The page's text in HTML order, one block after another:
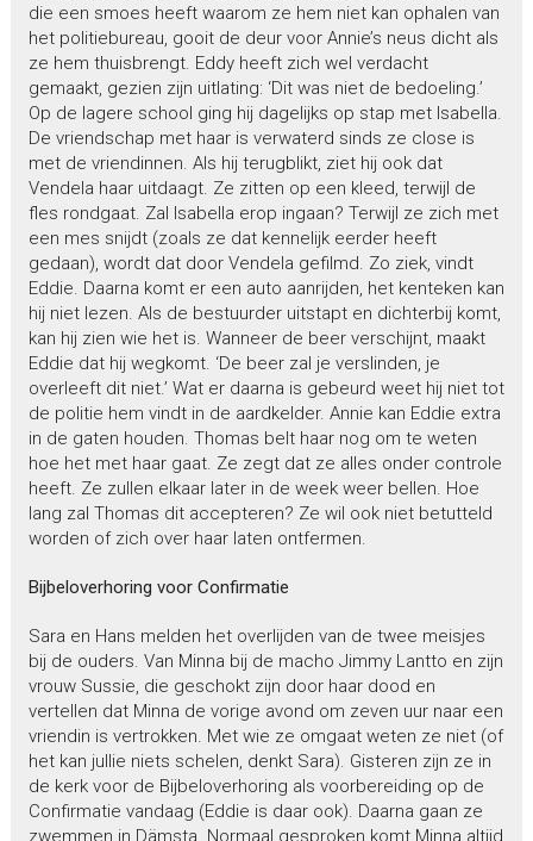
die een smoes heeft waarom ze hem niet kan ophalen van
het politiebureau, gooit de deur voor Annie’s neus dicht als
ze hem thuisbrengt. Eddy heeft zich wel verdacht
gemaakt, gezien zijn uitlating: ‘Dit was niet de bedoeling.’
Op de lagere school ging hij dagelijks op stap met Isabella.
De vriendschap met haar is verwaterd sinds ze close is
met de vriendinnen. Als hij terugblikt, ziet hij ook dat
Vendela haar uitdaagt. Ze zitten op een kleed, terwijl de
fles rondgaat. Zal Isabella erop ingaan? Terwijl ze zich met
een mes snijdt (zoals ze dat kennelijk eerder heeft
gedaan), wordt dat door Vendela gefilmd. Zo ziek, vindt
Eddie. Daarna komt er een auto aanrijden, het kenteken kan
hij niet lezen. Als de bestuurder uitstapt en dichterbij komt,
kan hij zien wie het is. Wanneer de beer verschijnt, maakt
Eddie dat hij wegkomt. ‘De beer zal je verslinden, je
overleeft dit niet.’ Wat er daarna is gebeurd weet hij niet tot
de politie hem vindt in de aardkelder. Annie kan Eddie extra
in de gaten houden. Thomas belt haar nog om te weten
hoe het met haar gaat. Ze zegt dat ze alles onder controle
heeft. Ze zullen elkaar later in de week weer bellen. Hoe
lang zal Thomas dit accepteren? Ze wil ook niet betutteld
worden of zich over haar laten ontfermen.
Bijbeloverhoring voor Confirmatie
Sara en Hans melden het overlijden van de twee meisjes
bij de ouders. Van Minna bij de macho Jimmy Lantto en zijn
vrouw Sussie, die geschokt zijn door haar dood en
vertellen dat Minna de vorige avond om zeven uur naar een
vriendin is vertrokken. Met wie ze omgaat weten ze niet (of
het kan jullie niets schelen, denkt Sara). Gisteren zijn ze in
de kerk voor de Bijbeloverhoring als voorbereiding op de
Confirmatie vandaag (Eddie is daar ook). Daarna gaan ze
zwemmen in Dämsta. Normaal gesproken komt Minna altijd